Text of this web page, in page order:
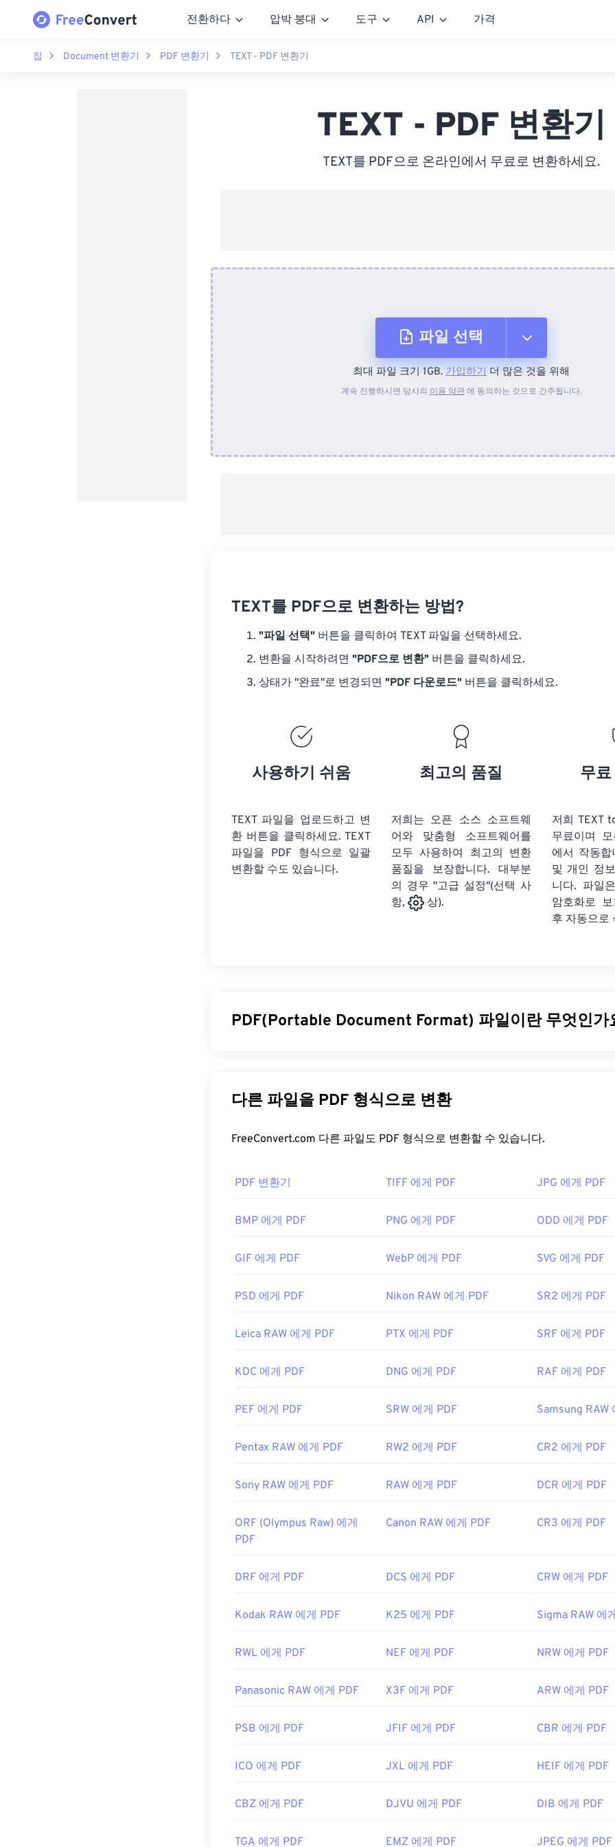
전환하다 압박 붕대 도구 API 가격
집 Document 변환기 PDF 변환기 TEXT - PDF 변환기
TEXT - PDF 변환기
TEXT를 PDF으로 온라인에서 무료로 변환하세요.
파일 선택
장치에서
최대 파일 크기 1GB. 가입하기 더 많은 것을 위해
계속 진행하시면 당사의 이용 약관에 동의하는 것으로 간주됩니다.
TEXT를 PDF으로 변환하는 방법?
"파일 선택" 버튼을 클릭하여 TEXT 파일을 선택하세요.
변환을 시작하려면 "PDF으로 변환" 버튼을 클릭하세요.
상태가 "완료"로 변경되면 "PDF 다운로드" 버튼을 클릭하세요.
사용하기 쉬움
TEXT 파일을 업로드하고 변
환 버튼을 클릭하세요.TEXT
파일을 PDF 형식으로 일괄
변환할 수도 있습니다.
최고의 품질
저희는 오픈 소스 소프트웨
어와 맞춤형 소프트웨어를
모두 사용하여 최고의 변환
품질을 보장합니다. 대부분
의 경우 "고급 설정"(선택 사
항,
상).
무
저희 TEXT
무료이며
에서 작동
및 개인 정
니다. 파일
암호화로
후 자동으로
PDF(Portable Document Format) 파일이란 무엇인가
원본 문서 형식을 그대로 유지할 수 있기 때문입니다. PDF 파일은 어떤 기기나
항상 동일하게 표시됩니다.
PDF 파일을 어떻게 여나요?
는 PDF 표준을 만들었고, Adobe Acrobat Reader는 단연 가장
인기 있는 무료
많아서 다소 불편한 프로그램입니다.
기능이나 확장 프로그램이 필요할 수도 있고, 필요하지 않을 수도 있지만, 온라인
SumatraPDF나
강력 추천합니다. 둘 다 무료입니다.
최초 출시:1993년 6월 15일
유용한 링크:
https://acrobat.adobe.com/us/en/why-adobe/about-adobe-pdf.html
다른 파일을 PDF 형식으로 변환
FreeConvert.com 다른 파일도 PDF 형식으로 변환할 수 있습니다.
PDF 변환기 TIFF 에게 PDF JPG 에게 PDF
BMP 에게 PDF PNG 에게 PDF ODD 에게 PDF
GIF 에게 PDF WebP 에게 PDF SVG 에게 PDF
PSD 에게 PDF Nikon RAW 에게 PDF SR2 에게 PDF
Leica RAW 에게 PDF PTX 에게 PDF SRF 에게 PDF
KDC 에게 PDF DNG 에게 PDF RAF 에게 PDF
PEF 에게 PDF SRW 에게 PDF Samsung RAW
Pentax RAW 에게 PDF RW2 에게 PDF CR2 에게 PDF
Sony RAW 에게 PDF RAW 에게 PDF DCR 에게 PDF
ORF (Olympus Raw) 에게
PDF
Canon RAW 에게 PDF CR3 에게 PDF
DRF 에게 PDF DCS 에게 PDF CRW 에게 PDF
Kodak RAW 에게 PDF K25 에게 PDF Sigma RAW 에
RWL 에게 PDF NEF 에게 PDF NRW 에게 PDF
Panasonic RAW 에게 PDF X3F 에게 PDF ARW 에게 PDF
PSB 에게 PDF JFIF 에게 PDF CBR 에게 PDF
ICO 에게 PDF JXL 에게 PDF HEIF 에게 PDF
CBZ 에게 PDF DJVU 에게 PDF DIB 에게 PDF
TGA 에게 PDF EMZ 에게 PDF JPEG 에게 PDF